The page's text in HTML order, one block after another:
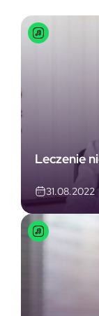
Leczenie
31.08.2022